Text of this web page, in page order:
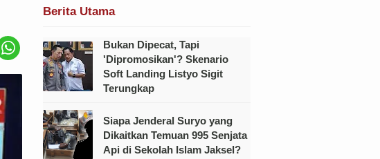
Berita Utama
Bukan Dipecat, Tapi
'Dipromosikan'? Skenario
Soft Landing Listyo Sigit
Terungkap
Siapa Jenderal Suryo yang
Dikaitkan Temuan 995 Senjata
Api di Sekolah Islam Jaksel?